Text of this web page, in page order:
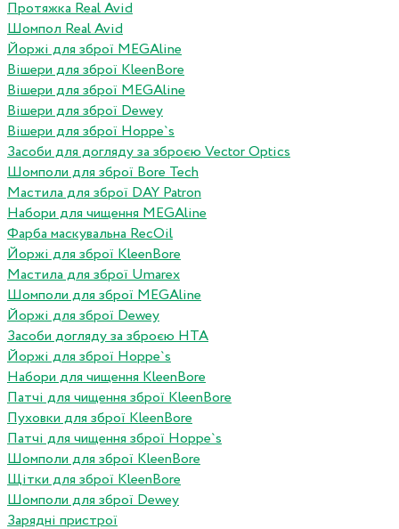
Протяжка Real Avid
Шомпол Real Avid
Йоржі для зброї MEGAline
Вішери для зброї KleenBore
Вішери для зброї MEGAline
Вішери для зброї Dewey
Вішери для зброї Hoppe`s
Засоби для догляду за зброєю Vector Optics
Шомполи для зброї Bore Tech
Мастила для зброї DAY Patron
Набори для чищення MEGAline
Фарба маскувальна RecOil
Йоржі для зброї KleenBore
Мастила для зброї Umarex
Шомполи для зброї MEGAline
Йоржі для зброї Dewey
Засоби догляду за зброєю HTA
Йоржі для зброї Hoppe`s
Набори для чищення KleenBore
Патчі для чищення зброї KleenBore
Пуховки для зброї KleenBore
Патчі для чищення зброї Hoppe`s
Шомполи для зброї KleenBore
Щітки для зброї KleenBore
Шомполи для зброї Dewey
Зарядні пристрої